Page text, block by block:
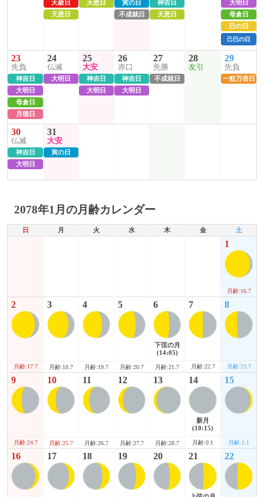
天赦日
天恩日
天恩日
寅の日
不成就日
神吉日
天恩日
大明日
母倉日
巳の日
己巳の日
23
先負
神吉日
大明日
母倉日
月徳日
24
仏滅
大明日
25
大安
神吉日
大明日
26
赤口
神吉日
大明日
27
先勝
不成就日
28
友引
29
先負
一粒万倍日
30
仏滅
神吉日
大明日
31
大安
寅の日
2078年1月の月齢カレンダー
日 月 火 水 木 金 土
1
月齢:16.7
2
月齢:17.7
3
月齢:18.7
4
月齢:19.7
5
月齢:20.7
6
下弦の月
(14:05)
月齢:21.7
7
月齢:22.7
8
月齢:23.7
9
月齢:24.7
10
月齢:25.7
11
月齢:26.7
12
月齢:27.7
13
月齢:28.7
14
新月
(10:15)
月齢:0.1
15
月齢:1.1
16 17 18 19 20 21 22